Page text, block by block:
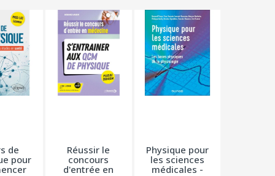
de
pour
Réussir le
concours
d'entrée en
Physique pour
les sciences
médicales -